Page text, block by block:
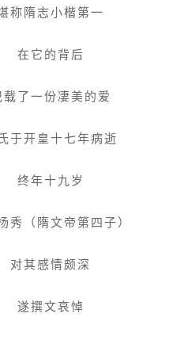
称隋志小楷第一
在它的背后
载了一份凄美的爱
于开皇十七年病逝
终年十九岁
秀（隋文帝第四子）
对其感情颇深
遂撰文哀悼